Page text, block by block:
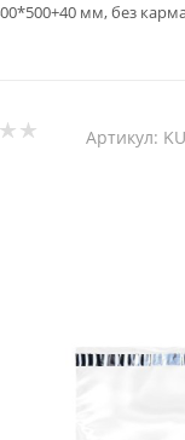
мм, без
Артикул: